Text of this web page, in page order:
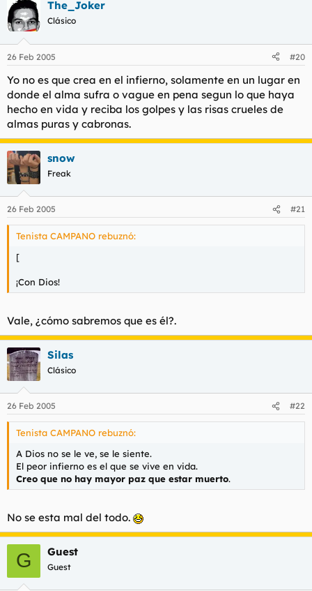
The_Joker
Clásico
26 Feb 2005 #20
Yo no es que crea en el infierno, solamente en un lugar en
donde el alma sufra o vague en pena segun lo que haya
hecho en vida y reciba los golpes y las risas crueles de
almas puras y cabronas.
snow
Freak
26 Feb 2005 #21
Tenista CAMPANO rebuznó:
[
¡Con Dios!
Vale, ¿cómo sabremos que es él?.
Silas
Clásico
26 Feb 2005 #22
Tenista CAMPANO rebuznó:
A Dios no se le ve, se le siente.
El peor infierno es el que se vive en vida.
Creo que no hay mayor paz que estar muerto.
No se esta mal del todo.
G Guest
Guest